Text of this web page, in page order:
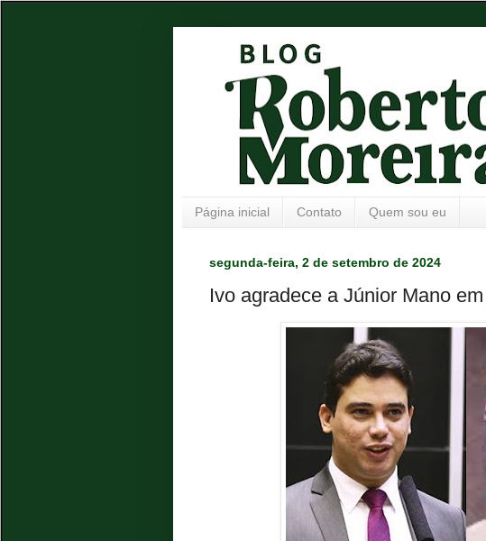
Página inicial Contato Quem sou eu
segunda-feira, 2 de setembro de 2024
Ivo agradece a Júnior Mano